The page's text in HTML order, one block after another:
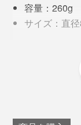
作っているの
容量：260g
サイズ：直
※容器は酒瓶を再利